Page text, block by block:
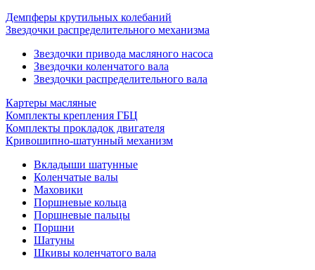
Демпферы крутильных колебаний
Звездочки распределительного механизма
Звездочки привода масляного насоса
Звездочки коленчатого вала
Звездочки распределительного вала
Картеры масляные
Комплекты крепления ГБЦ
Комплекты прокладок двигателя
Кривошипно-шатунный механизм
Вкладыши шатунные
Коленчатые валы
Маховики
Поршневые кольца
Поршневые пальцы
Поршни
Шатуны
Шкивы коленчатого вала